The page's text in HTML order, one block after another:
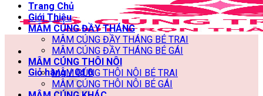
Giỏ hàng /0₫ 0
Trang Chủ
Giới Thiệu
MÂM CÚNG ĐẦY THÁNG
MÂM CÚNG ĐẦY THÁNG BÉ TRAI
MÂM CÚNG ĐẦY THÁNG BÉ GÁI
MÂM CÚNG THÔI NÔI
MÂM CÚNG THÔI NÔI BÉ TRAI
MÂM CÚNG THÔI NÔI BÉ GÁI